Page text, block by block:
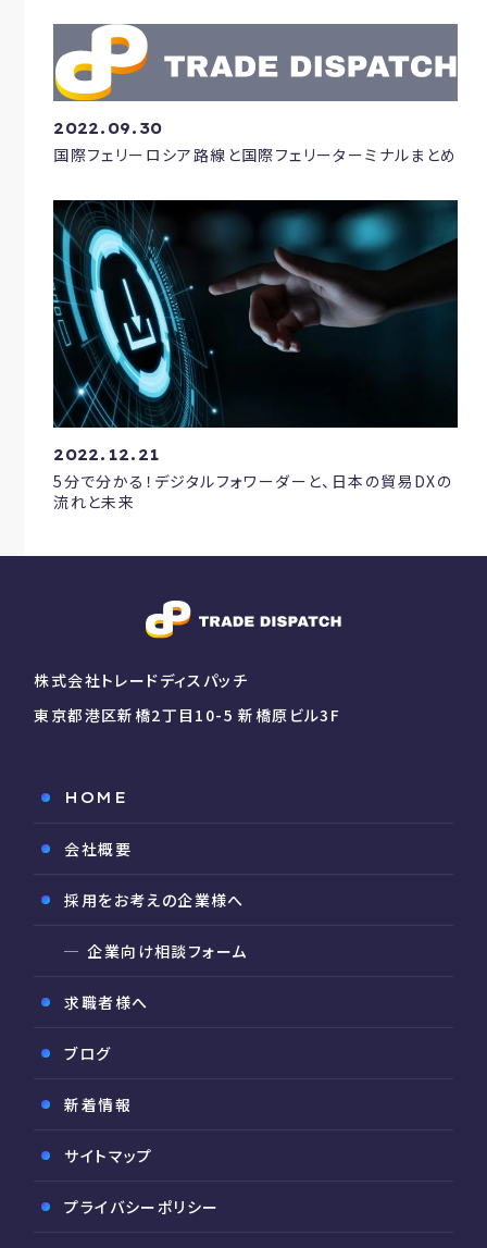
2022.09.30
国際フェリーロシア路線と国際フェリーターミナルまとめ
2022.12.21
5分で分かる！デジタルフォワーダーと、日本の貿易DXの
流れと未来
株式会社トレードディスパッチ
東京都港区新橋2丁目10-5 新橋原ビル3F
HOME
会社概要
採用をお考えの企業様へ
企業向け相談フォーム
求職者様へ
ブログ
新着情報
サイトマップ
プライバシーポリシー